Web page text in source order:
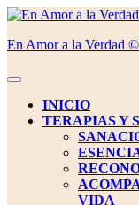
Saltar
contenido
al
En Amor a la Verdad
Botón
aperturaINICIO
TERAPIAS Y
VIDA